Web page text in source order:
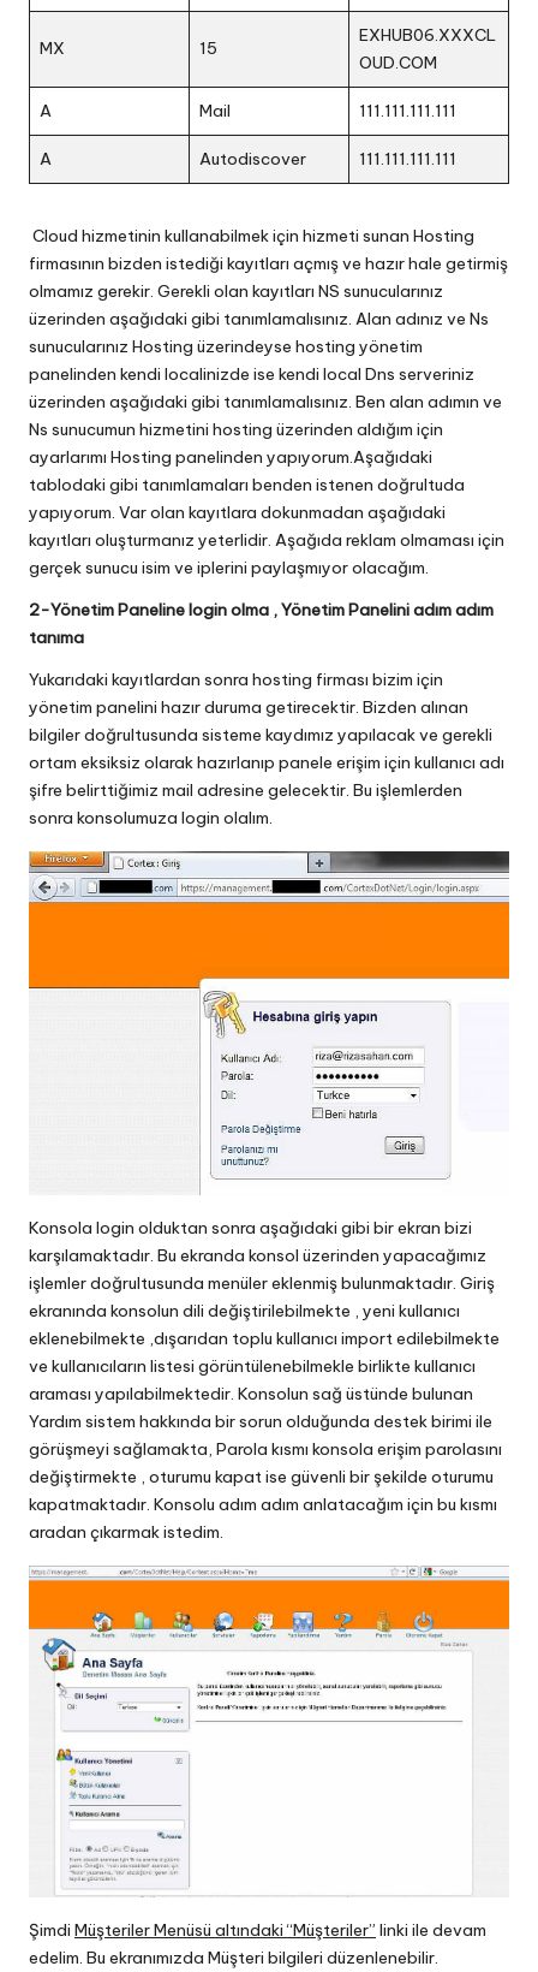
MX 15
EXHUB06.XXXCL
OUD.COM
A Mail 111.111.111.111
A Autodiscover 111.111.111.111
Cloud hizmetinin kullanabilmek için hizmeti sunan Hosting
firmasının bizden istediği kayıtları açmış ve hazır hale getirmiş
olmamız gerekir. Gerekli olan kayıtları NS sunucularınız
üzerinden aşağıdaki gibi tanımlamalısınız. Alan adınız ve Ns
sunucularınız Hosting üzerindeyse hosting yönetim
panelinden kendi localinizde ise kendi local Dns serveriniz
üzerinden aşağıdaki gibi tanımlamalısınız. Ben alan adımın ve
Ns sunucumun hizmetini hosting üzerinden aldığım için
ayarlarımı Hosting panelinden yapıyorum.Aşağıdaki
tablodaki gibi tanımlamaları benden istenen doğrultuda
yapıyorum. Var olan kayıtlara dokunmadan aşağıdaki
kayıtları oluşturmanız yeterlidir. Aşağıda reklam olmaması için
gerçek sunucu isim ve iplerini paylaşmıyor olacağım.
2-Yönetim Paneline login olma , Yönetim Panelini adım adım
tanıma
Yukarıdaki kayıtlardan sonra hosting firması bizim için
yönetim panelini hazır duruma getirecektir. Bizden alınan
bilgiler doğrultusunda sisteme kaydımız yapılacak ve gerekli
ortam eksiksiz olarak hazırlanıp panele erişim için kullanıcı adı
şifre belirttiğimiz mail adresine gelecektir. Bu işlemlerden
sonra konsolumuza login olalım.
Konsola login olduktan sonra aşağıdaki gibi bir ekran bizi
karşılamaktadır. Bu ekranda konsol üzerinden yapacağımız
işlemler doğrultusunda menüler eklenmiş bulunmaktadır. Giriş
ekranında konsolun dili değiştirilebilmekte , yeni kullanıcı
eklenebilmekte ,dışarıdan toplu kullanıcı import edilebilmekte
ve kullanıcıların listesi görüntülenebilmekle birlikte kullanıcı
araması yapılabilmektedir. Konsolun sağ üstünde bulunan
Yardım sistem hakkında bir sorun olduğunda destek birimi ile
görüşmeyi sağlamakta, Parola kısmı konsola erişim parolasını
değiştirmekte , oturumu kapat ise güvenli bir şekilde oturumu
kapatmaktadır. Konsolu adım adım anlatacağım için bu kısmı
aradan çıkarmak istedim.
Şimdi Müşteriler Menüsü altındaki “Müşteriler” linki ile devam
edelim. Bu ekranımızda Müşteri bilgileri düzenlenebilir.